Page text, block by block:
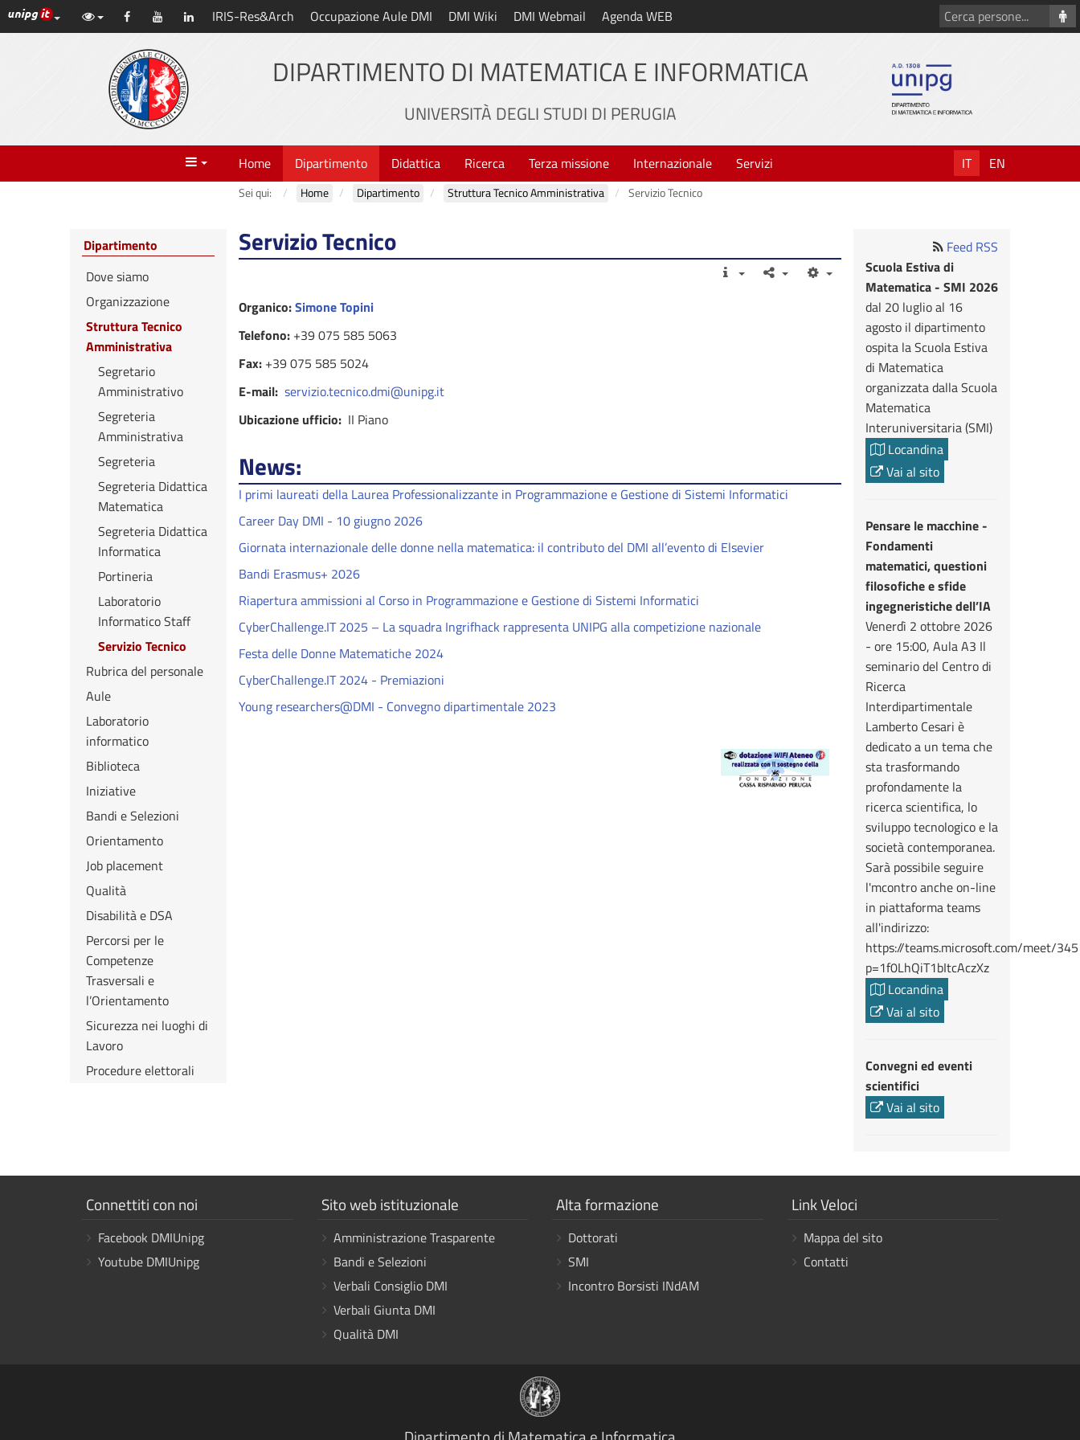
Vai
al
Link ai principali servizi web di Ateneo
Facebook YouTube LinkedIn
IRIS-Res&Arch Occupazione Aule DMI DMI Wiki DMI Webmail Agenda WEB
Cerca
persone
DIPARTIMENTO DI MATEMATICA E INFORMATICA
UNIVERSITÀ DEGLI STUDI DI PERUGIA
Menu Home Dipartimento Didattica Ricerca Terza missione Internazionale Servizi IT EN
Sei qui: Home Dipartimento Struttura Tecnico Amministrativa Servizio Tecnico
Servizio Tecnico
Organico:Simone Topini
Telefono: +39 075 585 5063
Fax: +39 075 585 5024
E-mail: servizio.tecnico.dmi@unipg.it
Ubicazione ufficio: II Piano
News:
I primi laureati della Laurea Professionalizzante in Programmazione e Gestione di Sistemi Informatici
Career Day DMI - 10 giugno 2026
Giornata internazionale delle donne nella matematica: il contributo del DMI all’evento di Elsevier
Bandi Erasmus+ 2026
Riapertura ammissioni al Corso in Programmazione e Gestione di Sistemi Informatici
CyberChallenge.IT 2025 – La squadra Ingrifhack rappresenta UNIPG alla competizione nazionale
Festa delle Donne Matematiche 2024
CyberChallenge.IT 2024 - Premiazioni
Young researchers@DMI - Convegno dipartimentale 2023
Dipartimento
Dove siamo
Organizzazione
Struttura Tecnico
Amministrativa
Segretario
Amministrativo
Segreteria
Amministrativa
Segreteria
Segreteria Didattica
Matematica
Segreteria Didattica
Informatica
Portineria
Laboratorio
Informatico Staff
Servizio Tecnico
Rubrica del personale
Aule
Laboratorio
informatico
Biblioteca
Iniziative
Bandi e Selezioni
Orientamento
Job placement
Qualità
Disabilità e DSA
Percorsi per le
Competenze
Trasversali e
l’Orientamento
Sicurezza nei luoghi di
Lavoro
Procedure elettorali
Feed RSS
Scuola Estiva di
Matematica - SMI 2026
dal 20 luglio al 16
agosto il dipartimento
ospita la Scuola Estiva
di Matematica
organizzata dalla Scuola
Matematica
Interuniversitaria (SMI)
Locandina
Vai al sito
Pensare le macchine -
Fondamenti
matematici, questioni
filosofiche e sfide
ingegneristiche dell’IA
Venerdì 2 ottobre 2026
- ore 15:00, Aula A3 Il
seminario del Centro di
Ricerca
Interdipartimentale
Lamberto Cesari è
dedicato a un tema che
sta trasformando
profondamente la
ricerca scientifica, lo
sviluppo tecnologico e la
società contemporanea.
Sarà possibile seguire
l'mcontro anche on-line
in piattaforma teams
all'indirizzo:
https://teams.microsoft.com/meet/
p=1f0LhQiT1bItcAczXz
Locandina
Vai al sito
Convegni ed eventi
scientifici
Vai al sito
Mostra
link
Connettiti con noi
Facebook DMIUnipg
Youtube DMIUnipg
Mostra
link
Sito web istituzionale
Amministrazione Trasparente
Bandi e Selezioni
Verbali Consiglio DMI
Verbali Giunta DMI
Qualità DMI
Mostra
link
Alta formazione
Dottorati
SMI
Incontro Borsisti INdAM
Mostra
link
Link Veloci
Mappa del sito
Contatti